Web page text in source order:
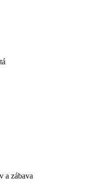
a zábava